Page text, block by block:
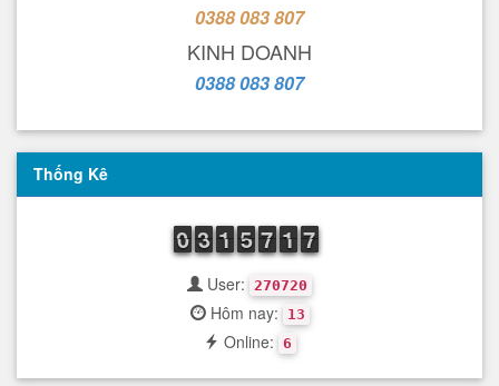
0388 083 807
KINH DOANH
0388 083 807
Thống Kê
9
0
0 2
3
3 1
1
1 4
5
5 6
7
7 1
1
1 6
7
7
User: 270720
Hôm nay: 13
Online: 6